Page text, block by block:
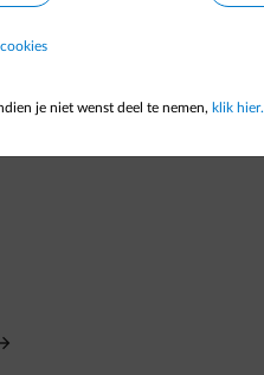
je niet wenst deel te nemen, klik hier.